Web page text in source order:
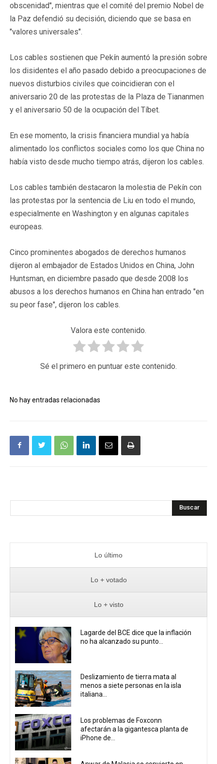
obscenidad", mientras que el comité del premio Nobel de
la Paz defendió su decisión, diciendo que se basa en
"valores universales".
Los cables sostienen que Pekín aumentó la presión sobre
los disidentes el año pasado debido a preocupaciones de
nuevos disturbios civiles que coincidieran con el
aniversario 20 de las protestas de la Plaza de Tiananmen
y el aniversario 50 de la ocupación del Tíbet.
En ese momento, la crisis financiera mundial ya había
alimentado los conflictos sociales como los que China no
había visto desde mucho tiempo atrás, dijeron los cables.
Los cables también destacaron la molestia de Pekín con
las protestas por la sentencia de Liu en todo el mundo,
especialmente en Washington y en algunas capitales
europeas.
Cinco prominentes abogados de derechos humanos
dijeron al embajador de Estados Unidos en China, John
Huntsman, en diciembre pasado que desde 2008 los
abusos a los derechos humanos en China han entrado "en
su peor fase", dijeron los cables.
Valora este contenido.
Sé el primero en puntuar este contenido.
No hay entradas relacionadas
Buscar
Lo último
Lo + votado
Lo + visto
Lagarde del BCE dice que la inflación
no ha alcanzado su punto...
Deslizamiento de tierra mata al
menos a siete personas en la isla
italiana...
Los problemas de Foxconn
afectarán a la gigantesca planta de
iPhone de...